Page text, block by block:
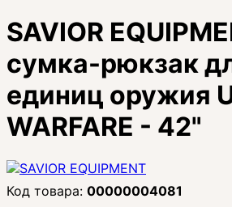
SAVIOR
сумка-рюкзак
единиц оружия
WARFARE - 42"
00000004081